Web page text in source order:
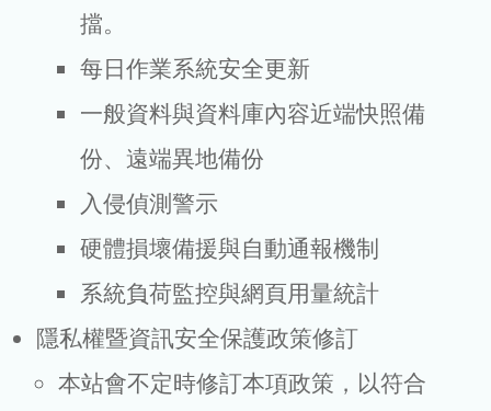
擋。
每日作業系統安全更新
一般資料與資料庫內容近端快照備
份、遠端異地備份
入侵偵測警示
硬體損壞備援與自動通報機制
系統負荷監控與網頁用量統計
隱私權暨資訊安全保護政策修訂
本站會不定時修訂本項政策，以符合